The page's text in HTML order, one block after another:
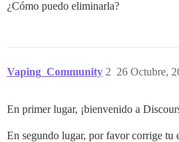
¿Cómo puedo eliminarla?
Vaping_Community 26 Octubre,
2
En primer lugar, ¡bienvenido a
En segundo lugar, por favor corrige tu